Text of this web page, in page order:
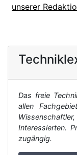
unserer
Das freie
allen
Interessierten.
zugängig.